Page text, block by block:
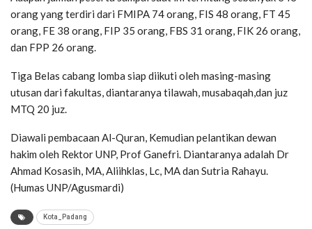
orang yang terdiri dari FMIPA 74 orang, FIS 48 orang, FT 45
orang, FE 38 orang, FIP 35 orang, FBS 31 orang, FIK 26 orang,
dan FPP 26 orang.
Tiga Belas cabang lomba siap diikuti oleh masing-masing
utusan dari fakultas, diantaranya tilawah, musabaqah,dan juz
MTQ 20 juz.
Diawali pembacaan Al-Quran, Kemudian pelantikan dewan
hakim oleh Rektor UNP, Prof Ganefri. Diantaranya adalah Dr
Ahmad Kosasih, MA, Aliihklas, Lc, MA dan Sutria Rahayu.
(Humas UNP/Agusmardi)
Kota_Padang